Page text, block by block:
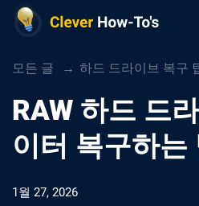
모든 글 하드 드라이브 복구
RAW 하드 드
이터 복구하는
1월 27, 2026